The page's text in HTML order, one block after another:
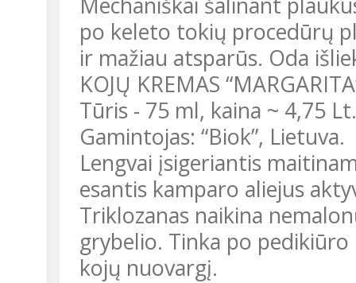
po keleto tokių procedūrų
ir mažiau atsparūs. Oda
KOJŲ KREMAS
Tūris - 75 ml, kaina ~ 4,75 Lt.
Gamintojas: “Biok”, Lietuva.
Lengvai įsigeriantis
esantis kamparo aliejus
Triklozanas naikina
grybelio. Tinka po
kojų nuovargį.